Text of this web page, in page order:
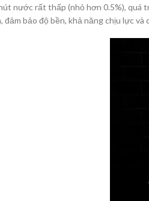
nước rất thấp (nhỏ hơn 0.5%), quá
đảm bảo độ bền, khả năng chịu lực và